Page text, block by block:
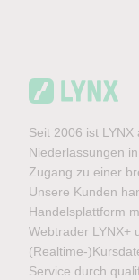
Seit 2006 ist
Niederlassungen
Zugang zu einer
Unsere Kunden
Handelsplattform
Webtrader LYNX+
(Realtime-
Service durch